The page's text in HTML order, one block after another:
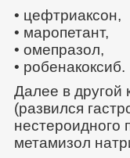
• цефтриаксон,
• маропетант,
• омепразол,
• робенакоксиб.
Далее в другой
(развился
нестероидного
метамизол